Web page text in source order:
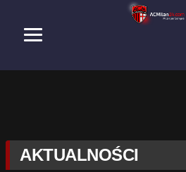
AKTUALNOŚCI